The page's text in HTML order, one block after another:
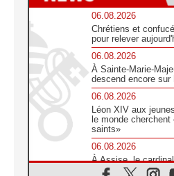
06.08.2026
Chrétiens et
pour relever
06.08.2026
À Sainte-Marie-
descend encore sur
06.08.2026
Léon XIV aux
le monde
saints»
06.08.2026
À Assise, le
«les chrétiens